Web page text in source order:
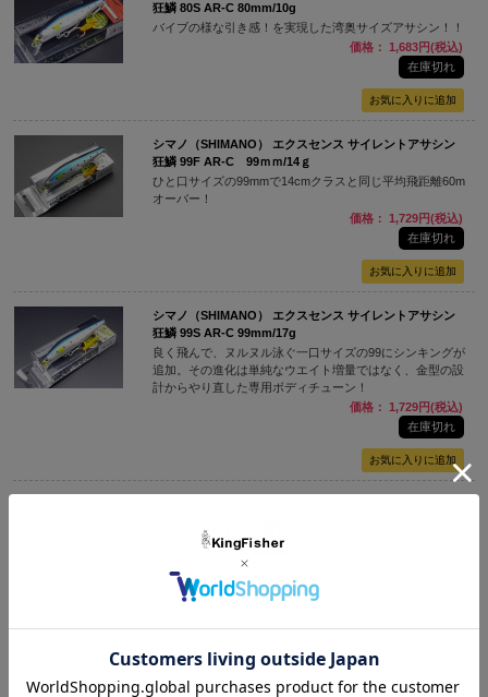
狂鱗 80S AR-C 80mm/10g
バイブの様な引き感！を実現した湾奥サイズアサシン！！
価格： 1,683円(税込)
在庫切れ
シマノ（SHIMANO） エクスセンス サイレントアサシン
狂鱗 99F AR-C 99ｍｍ/14ｇ
ひと口サイズの99mmで14cmクラスと同じ平均飛距離60m
オーバー！
価格： 1,729円(税込)
在庫切れ
シマノ（SHIMANO） エクスセンス サイレントアサシン
狂鱗 99S AR-C 99mm/17g
良く飛んで、ヌルヌル泳ぐ一口サイズの99にシンキングが
追加。その進化は単純なウエイト増量ではなく、金型の設
計からやり直した専用ボディチューン！
価格： 1,729円(税込)
在庫切れ
狂鱗129F AR-C 129ｍｍ/22ｇ
開発に2年を要して遂に実現された、AR-Cシステム搭載の
サイレントアサシン129AR-C。
シマノ（SHIMANO） エクスセンス サイレントアサシン